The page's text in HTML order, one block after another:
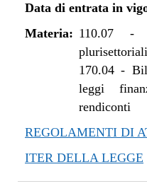
Data di entrata in
Materia: 110.07-
plurisettoriali
170.04-
leggi
rendiconti
REGOLAMENTI DI
ITER DELLA LEGGE